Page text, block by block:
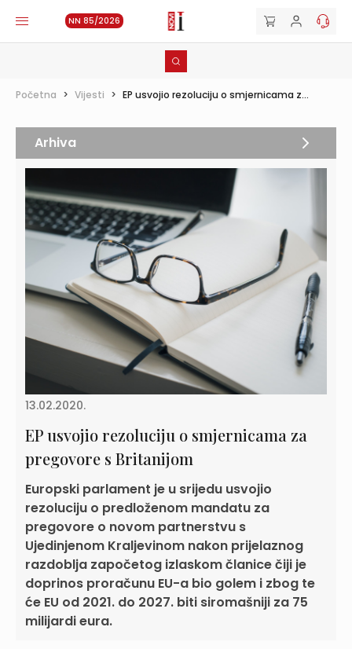
NN 85/2026
Početna > Vijesti > EP usvojio rezoluciju o smjernicama z...
13.02.2020.
EP usvojio rezoluciju o smjernicama za
pregovore s Britanijom
Europski parlament je u srijedu usvojio
rezoluciju o predloženom mandatu za
pregovore o novom partnerstvu s
Ujedinjenom Kraljevinom nakon prijelaznog
razdoblja započetog izlaskom članice čiji je
doprinos proračunu EU-a bio golem i zbog te
će EU od 2021. do 2027. biti siromašniji za 75
milijardi eura.
Arhiva